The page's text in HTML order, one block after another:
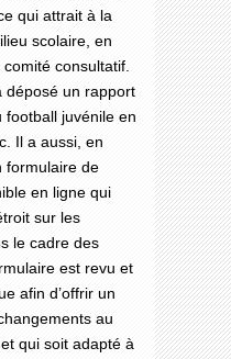
qui attrait à la
scolaire, en
consultatif.
déposé un rapport
juvénile en
Il a aussi, en
formulaire de
en ligne qui
sur les
le cadre des
est revu et
afin d’offrir un
au
qui soit adapté à